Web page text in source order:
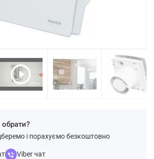
і порахуємо безкоштовно
Viber чат